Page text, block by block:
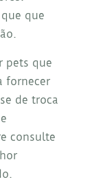
que
pets que
fornecer
de troca
consulte